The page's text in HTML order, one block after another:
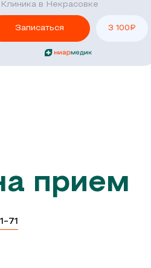
Клиника в Некрасовке
Записаться 3 100₽
прием
71